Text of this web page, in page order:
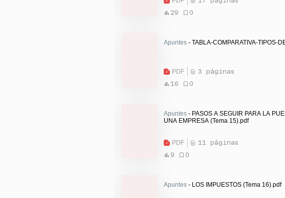
29
0
Apuntes - TABLA-COMPARATIVA-TIPOS-
PDF
3 páginas
16
0
Apuntes - PASOS A SEGUIR PARA LA
UNA EMPRESA (Tema 15).pdf
PDF
11 páginas
9
0
Apuntes - LOS IMPUESTOS (Tema 16).pdf